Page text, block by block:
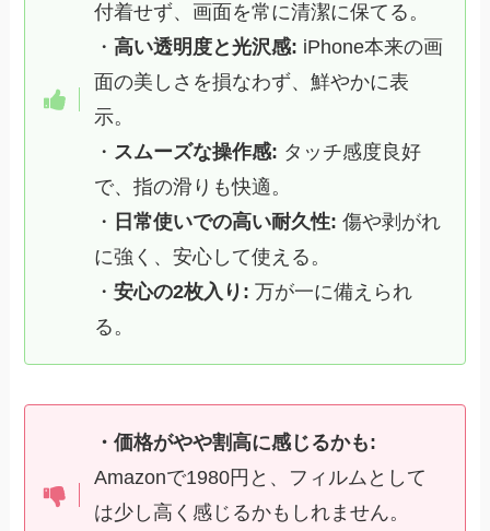
付着せず、画面を常に清潔に保てる。
・高い透明度と光沢感: iPhone本来の画
面の美しさを損なわず、鮮やかに表
示。
・ スムーズな操作感: タッチ感度良好
で、指の滑りも快適。
・ 日常使いでの高い耐久性: 傷や剥がれ
に強く、安心して使える。
・安心の2枚入り: 万が一に備えられ
る。
・価格がやや割高に感じるかも:
Amazonで1980円と、フィルムとして
は少し高く感じるかもしれません。